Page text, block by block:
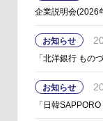
企業説明会(2026
お知らせ
「北洋銀行 もの
お知らせ
「日韓